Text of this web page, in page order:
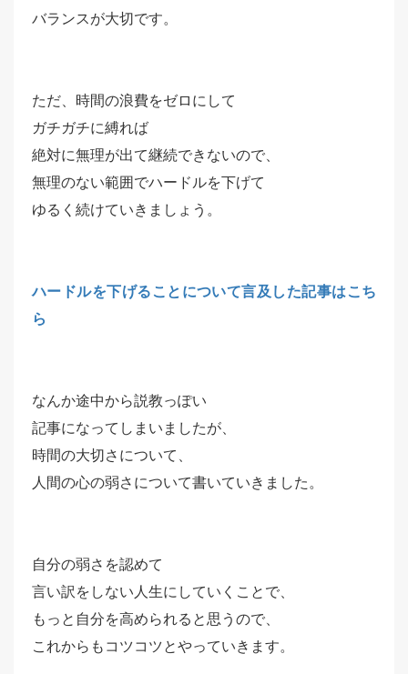
バランスが大切です。
ただ、時間の浪費をゼロにして
ガチガチに縛れば
絶対に無理が出て継続できないので、
無理のない範囲でハードルを下げて
ゆるく続けていきましょう。
ハードルを下げることについて言及した記事はこち
ら
なんか途中から説教っぽい
記事になってしまいましたが、
時間の大切さについて、
人間の心の弱さについて書いていきました。
自分の弱さを認めて
言い訳をしない人生にしていくことで、
もっと自分を高められると思うので、
これからもコツコツとやっていきます。